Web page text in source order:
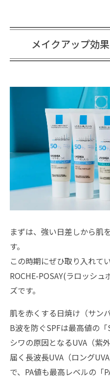
メイクアップ効
まずは、強い日差しから肌
す。
この時期にぜひ取り入れて
ROCHE-POSAY(ラロッシ
ズです。
肌を赤くする日焼け（サン
B波を防ぐSPFは最高値の
シワの原因となるUVA（紫
届く長波長UVA（ロング
で、PA値も最高レベルの「